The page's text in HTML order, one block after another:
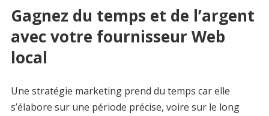
Gagnez du temps et de l’argent
avec votre fournisseur Web
local
Une stratégie marketing prend du temps car elle
s’élabore sur une période précise, voire sur le long